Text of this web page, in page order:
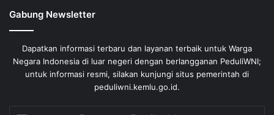
Gabung Newsletter
Dapatkan informasi terbaru dan layanan terbaik untuk Warga
Negara Indonesia di luar negeri dengan berlangganan PeduliWNI;
untuk informasi resmi, silakan kunjungi situs pemerintah di
peduliwni.kemlu.go.id.